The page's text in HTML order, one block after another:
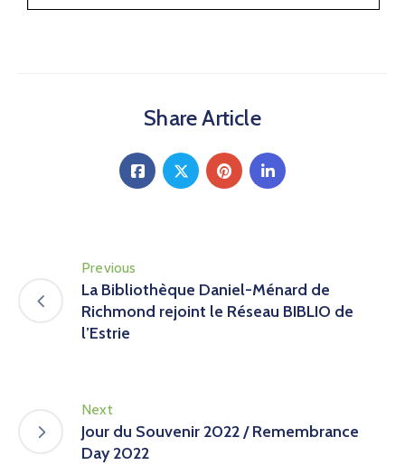
Share Article
Previous
La Bibliothèque Daniel-Ménard de
Richmond rejoint le Réseau BIBLIO de
l’Estrie
Next
Jour du Souvenir 2022 / Remembrance
Day 2022